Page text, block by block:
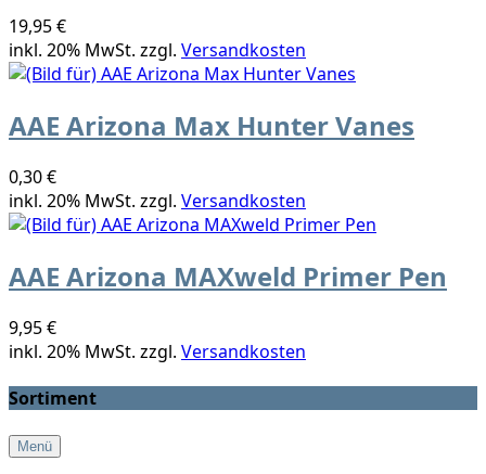
19,95 €
inkl. 20% MwSt. zzgl. Versandkosten
AAE Arizona Max Hunter Vanes
0,30 €
inkl. 20% MwSt. zzgl. Versandkosten
AAE Arizona MAXweld Primer Pen
9,95 €
inkl. 20% MwSt. zzgl. Versandkosten
Sortiment
Menü